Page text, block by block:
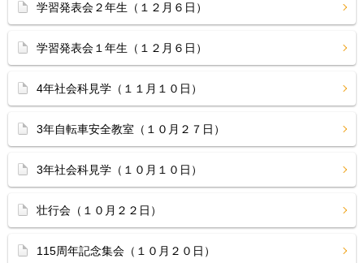
学習発表会２年生（１２月６日）
学習発表会１年生（１２月６日）
4年社会科見学（１１月１０日）
3年自転車安全教室（１０月２７日）
3年社会科見学（１０月１０日）
壮行会（１０月２２日）
115周年記念集会（１０月２０日）